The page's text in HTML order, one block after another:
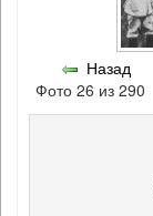
Назад
Фото 26 из 290